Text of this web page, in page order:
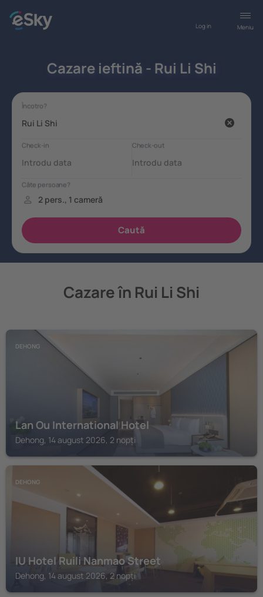
Meniu
Log in
Cazare ieftină - Rui Li Shi
Cazare în Rui Li Shi
DEHONG
Lan Ou International Hotel
Dehong, 14 august 2026, 2 nopți
DEHONG
IU Hotel Ruili Nanmao Street
Dehong, 14 august 2026, 2 nopți